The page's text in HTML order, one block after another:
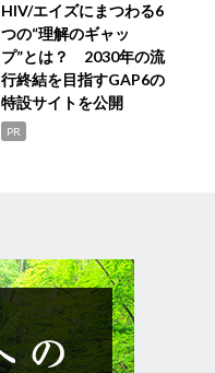
HIV/エイズにまつわる6
つの“理解のギャッ
プ”とは？ 2030年の流
行終結を目指すGAP6の
特設サイトを公開
PR